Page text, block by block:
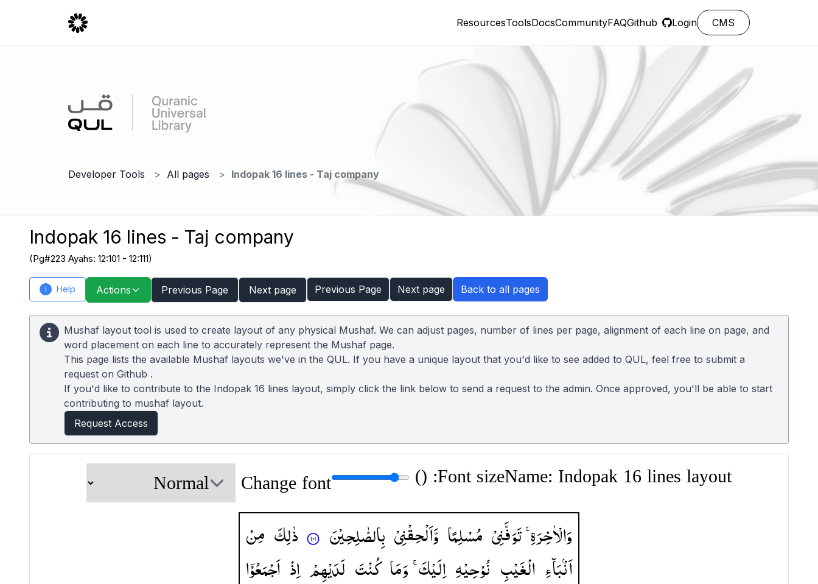
ResourcesToolsDocsCommunityFAQGithub Login CMS
Developer Tools All pages Indopak 16 lines - Taj company
Indopak 16 lines - Taj company
(Pg#223 Ayahs: 12:101 - 12:111)
i Help Actions Previous Page Next page Previous Page Next page Back to all pages
Mushaf layout tool is used to create layout of any physical Mushaf. We can adjust pages, number of lines per page, alignment of each line on page, and
word placement on each line to accurately represent the Mushaf page.
This page lists the available Mushaf layouts we've in the QUL. If you have a unique layout that you'd like to see added to QUL, feel free to submit a
request on Github .
If you'd like to contribute to the Indopak 16 lines layout, simply click the link below to send a request to the admin. Once approved, you'll be able to start
contributing to mushaf layout.
Request Access
Name: Indopak 16 lines layout
Font size: (
)
Change font
وَالْاٰخِرَةِ ۚ تَوَفَّنِیْ مُسْلِمًا وَّاَلْحِقْنِیْ بِالصّٰلِحِیْنَ ذٰلِكَ مِنْ
اَنْۢبَآءِ الْغَیْبِ نُوْحِیْهِ اِلَیْكَ ۚ وَمَا كُنْتَ لَدَیْهِمْ اِذْ اَجْمَعُوْۤا